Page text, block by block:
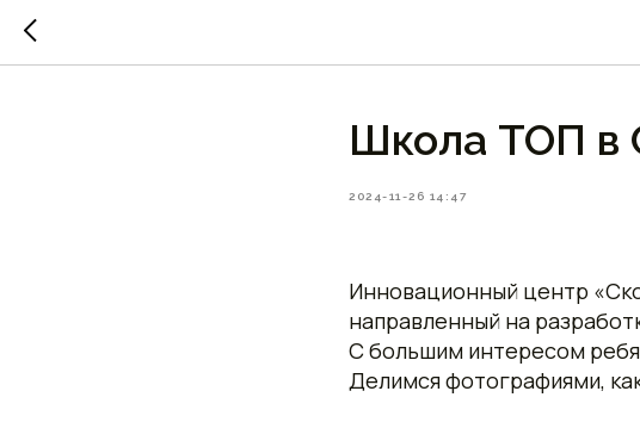
Школа ТОП в
2024-11-26 14:47
Инновационный центр
направленный на
С большим интересом
Делимся фотографиями,